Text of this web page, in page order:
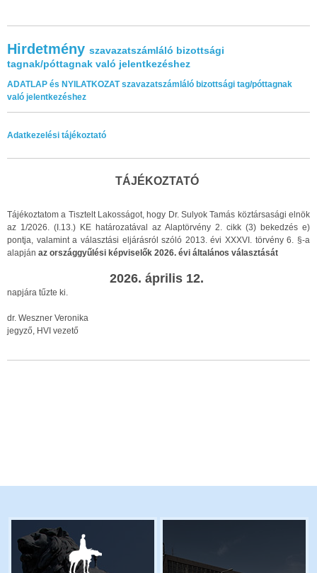
Hirdetmény szavazatszámláló bizottsági
tagnak/póttagnak való jelentkezéshez
ADATLAP és NYILATKOZAT szavazatszámláló bizottsági tag/póttagnak
való jelentkezéshez
Adatkezelési tájékoztató
TÁJÉKOZTATÓ
Tájékoztatom a Tisztelt Lakosságot, hogy Dr. Sulyok Tamás köztársasági elnök
az 1/2026. (I.13.) KE határozatával az Alaptörvény 2. cikk (3) bekedzés e)
pontja, valamint a választási eljárásról szóló 2013. évi XXXVI. törvény 6. §-a
alapján az országgyűlési képviselők 2026. évi általános választását
2026. április 12.
napjára tűzte ki.
dr. Weszner Veronika
jegyző, HVI vezető